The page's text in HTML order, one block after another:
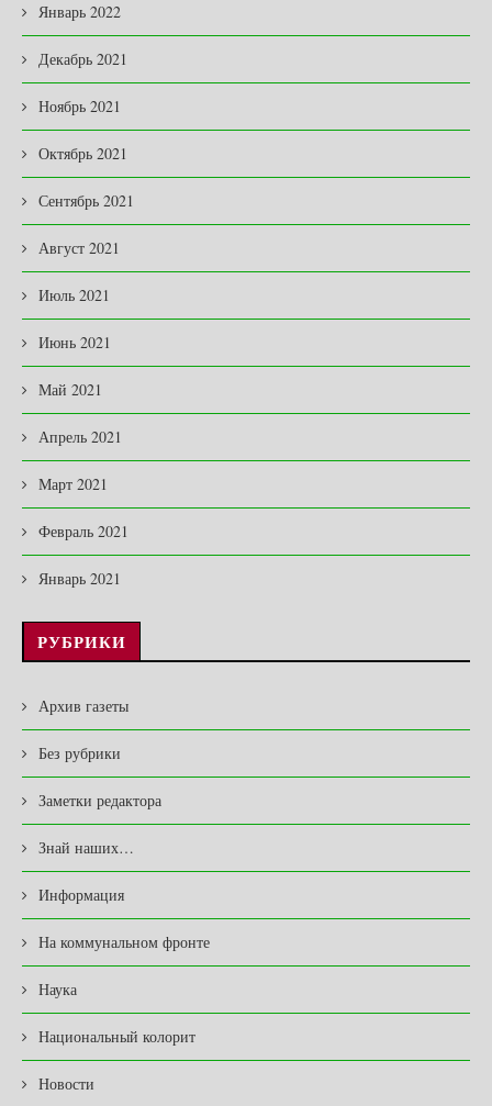
Январь 2022
Декабрь 2021
Ноябрь 2021
Октябрь 2021
Сентябрь 2021
Август 2021
Июль 2021
Июнь 2021
Май 2021
Апрель 2021
Март 2021
Февраль 2021
Январь 2021
РУБРИКИ
Архив газеты
Без рубрики
Заметки редактора
Знай наших…
Информация
На коммунальном фронте
Наука
Национальный колорит
Новости